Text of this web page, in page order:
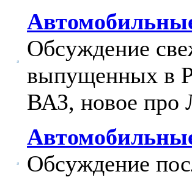
Обсуждение
выпущенных в
ВАЗ, новое про
Обсуждение